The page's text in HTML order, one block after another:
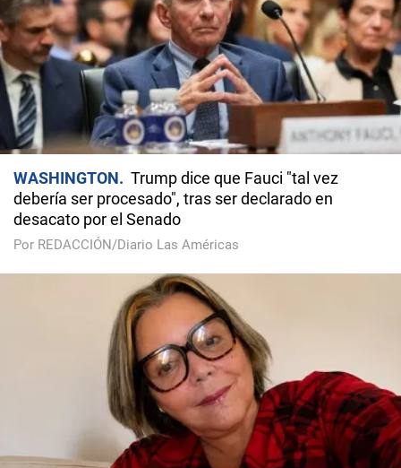
WASHINGTON
Trump dice que Fauci "tal vez
debería ser procesado", tras ser declarado en
desacato por el Senado
Por REDACCIÓN/Diario Las Américas